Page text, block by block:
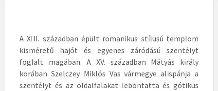
A XIII. században épült romanikus stílusú templom
kisméretű hajót és egyenes záródású szentélyt
foglalt magában. A XV. században Mátyás király
korában Szelczey Miklós Vas vármegye alispánja a
szentélyt és az oldalfalakat lebontatta és gótikus